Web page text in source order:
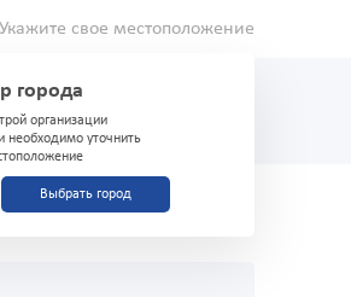
Укажите свое местоположение
города
организации
необходимо уточнить
Выбрать город
03
№10